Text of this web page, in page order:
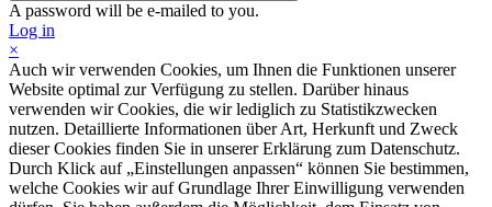
A password will be e-mailed to you.
Log in
×
Auch wir verwenden Cookies, um Ihnen die Funktionen unserer
Website optimal zur Verfügung zu stellen. Darüber hinaus
verwenden wir Cookies, die wir lediglich zu Statistikzwecken
nutzen. Detaillierte Informationen über Art, Herkunft und Zweck
dieser Cookies finden Sie in unserer Erklärung zum Datenschutz.
Durch Klick auf „Einstellungen anpassen“ können Sie bestimmen,
welche Cookies wir auf Grundlage Ihrer Einwilligung verwenden